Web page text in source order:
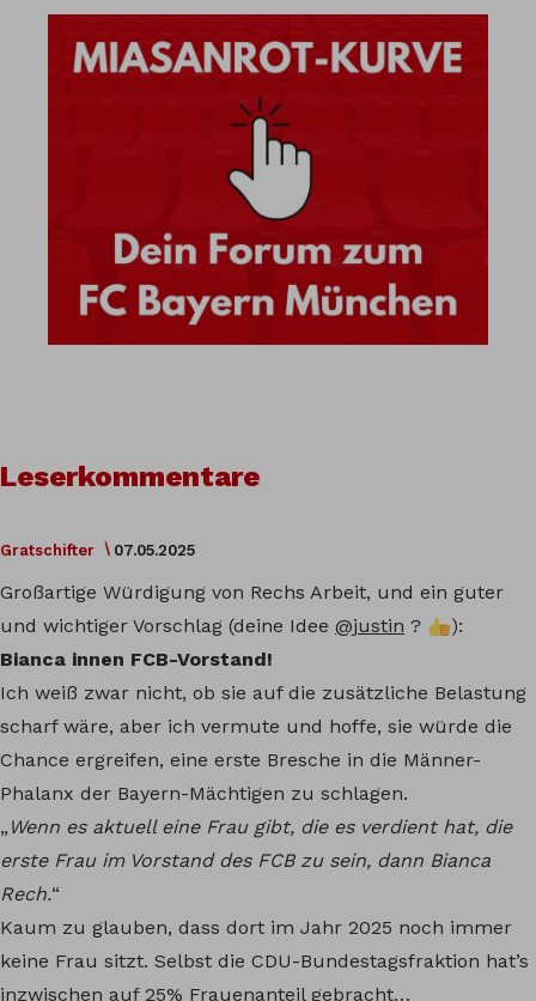
Leserkommentare
Gratschifter 07.05.2025
Großartige Würdigung von Rechs Arbeit, und ein guter
und wichtiger Vorschlag (deine Idee @justin ?
):
Bianca innen FCB-Vorstand!
Ich weiß zwar nicht, ob sie auf die zusätzliche Belastung
scharf wäre, aber ich vermute und hoffe, sie würde die
Chance ergreifen, eine erste Bresche in die Männer-
Phalanx der Bayern-Mächtigen zu schlagen.
„ Wenn es aktuell eine Frau gibt, die es verdient hat, die
erste Frau im Vorstand des FCB zu sein, dann Bianca
Rech.“
Kaum zu glauben, dass dort im Jahr 2025 noch immer
keine Frau sitzt. Selbst die CDU-Bundestagsfraktion hat’s
inzwischen auf 25% Frauenanteil gebracht…